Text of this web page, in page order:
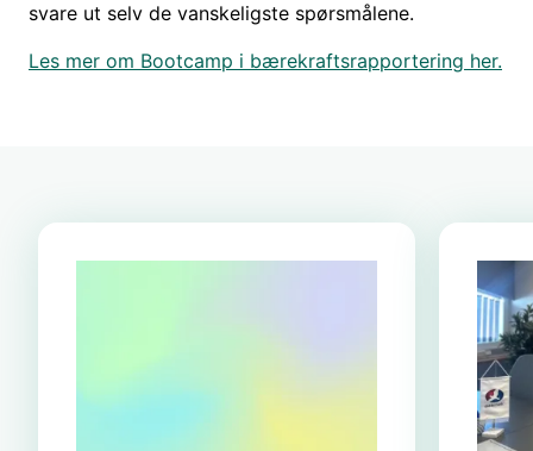
svare ut selv de vanskeligste spørsmålene.
Les mer om Bootcamp i bærekraftsrapportering her.